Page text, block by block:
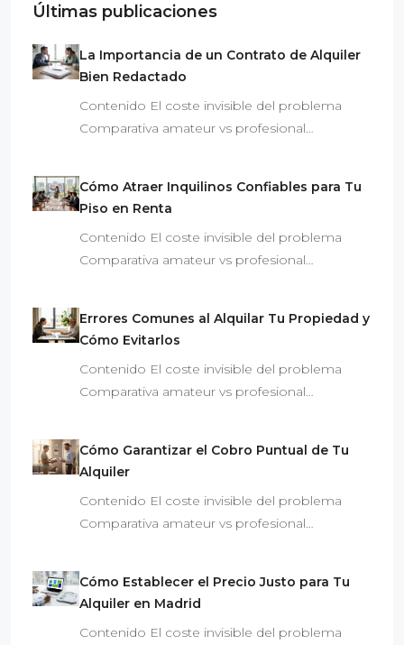
Últimas publicaciones
La Importancia de un Contrato de Alquiler
Bien Redactado
Contenido El coste invisible del problema
Comparativa amateur vs profesional…
Cómo Atraer Inquilinos Confiables para Tu
Piso en Renta
Contenido El coste invisible del problema
Comparativa amateur vs profesional…
Errores Comunes al Alquilar Tu Propiedad y
Cómo Evitarlos
Contenido El coste invisible del problema
Comparativa amateur vs profesional…
Cómo Garantizar el Cobro Puntual de Tu
Alquiler
Contenido El coste invisible del problema
Comparativa amateur vs profesional…
Cómo Establecer el Precio Justo para Tu
Alquiler en Madrid
Contenido El coste invisible del problema